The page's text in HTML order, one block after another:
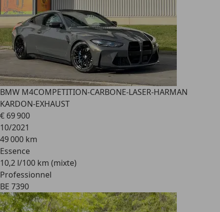
BMW M4COMPETITION-CARBONE-LASER-HARMAN
KARDON-EXHAUST
€ 69 900
10/2021
49 000 km
Essence
10,2 l/100 km (mixte)
Professionnel
BE 7390